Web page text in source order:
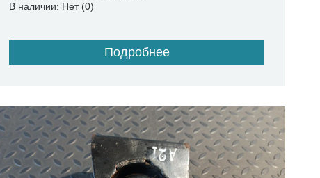
В наличии: Нет (0)
Подробнее